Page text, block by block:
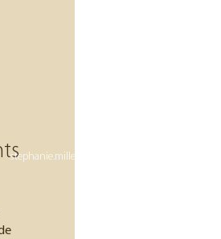
stephanie.millet@lafinancieredorion.fr